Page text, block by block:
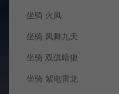
坐骑 火凤
坐骑 凤舞九天
坐骑 双俱暗狼
坐骑 紫电雷龙